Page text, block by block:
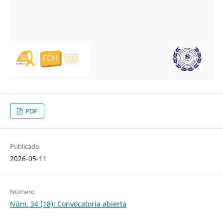
PDF
Publicado
2026-05-11
Número
Núm. 34 (18): Convocatoria abierta